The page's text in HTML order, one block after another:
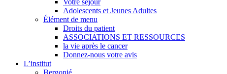
Votre séjour
Adolescents et Jeunes Adultes
Élément de menu
Droits du patient
ASSOCIATIONS ET RESSOURCES
la vie après le cancer
Donnez-nous votre avis
L’institut
Bergonié